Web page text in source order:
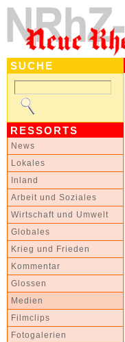
SUCHE
RESSORTS
News
Lokales
Inland
Arbeit und Soziales
Wirtschaft und Umwelt
Globales
Krieg und Frieden
Kommentar
Glossen
Medien
Filmclips
Fotogalerien